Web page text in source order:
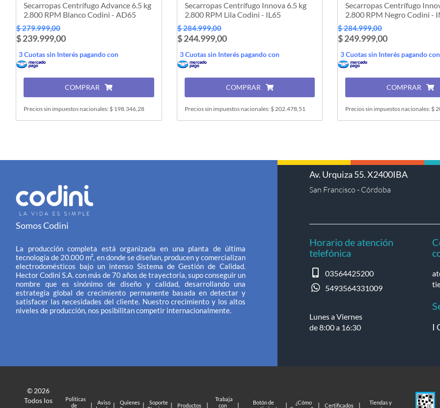
Secarropas Centrífugo Advance 6.5 kg
2.800 RPM Blanco Codini - AD65
$ 279.999,00
$ 239.999,00
3 Cuotas sin Interés pagando con
COMPRAR
Precios sin impuestos nacionales: $ 198.346,28
Secarropas Centrífugo Innova 6.5 kg
2.800 RPM Lila Codini - IL65
$ 284.999,00
$ 244.999,00
3 Cuotas sin Interés pagando con
COMPRAR
Precios sin impuestos nacionales: $ 202.478,51
Secarropas Centrífugo
2.800 RPM Negro Codini -
$ 284.999,00
$ 249.999,00
3 Cuotas sin Interés pagando con
COMPRAR
Precios sin impuestos nacionales: $
Somos Codini
La producción completa está organizada en una planta de última
tecnología de 20.000 m², en donde se diseñan, producen y comercializan
electrodomésticos bajo un intenso Sistema de Gestión de Calidad.
Hector Codini S.A. con más de 70 años de trayectoria, supo conseguir un
nombre que es sinónimo de diseño y calidad, desarrollando una
estrategia global de crecimiento permanente basada en detectar y
satisfacer las necesidades del cliente. Nuestro crecimiento y los altos
niveles de producción, nos posibilitan competir internacionalmente.
Av. Urquiza 55. X2400IBA
San Francisco - Córdoba
Horario de atención
telefónica
03564425200
5493564331009
Lunes a Viernes
de 8:00 a 16:30
I
© 2026
Todos los
Politicas
de
|
Aviso |
Quienes |
Soporte | Productos |
Trabaja
con
|
Botón de
|
¿Cómo
| Certificados |
Tiendas y